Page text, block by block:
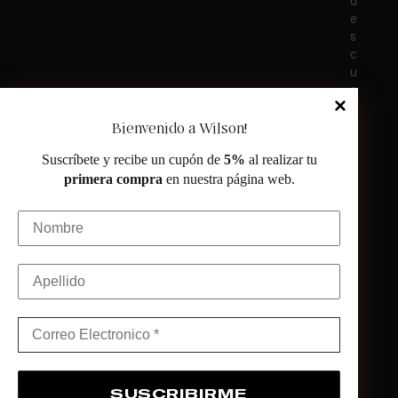
Bienvenido a Wilson!
Suscríbete y recibe un cupón de 5% al realizar tu
primera compra en nuestra página web.
e
s
c
u
e